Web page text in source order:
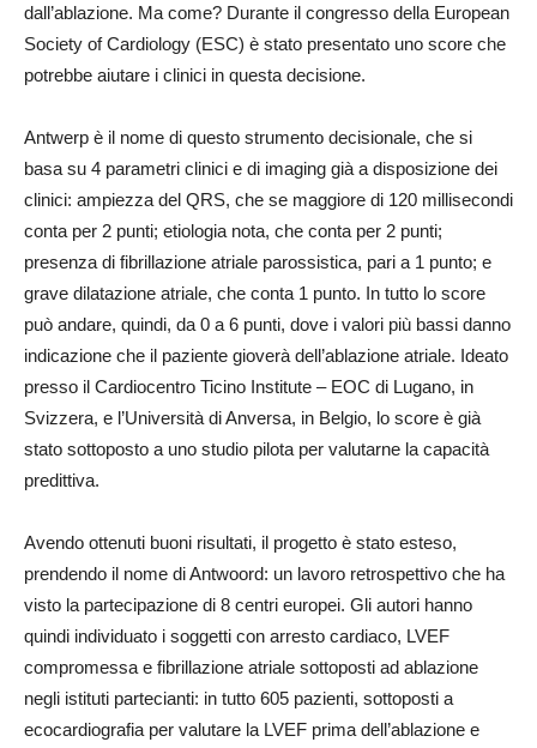
dall’ablazione. Ma come? Durante il congresso della European
Society of Cardiology (ESC) è stato presentato uno score che
potrebbe aiutare i clinici in questa decisione.
Antwerp è il nome di questo strumento decisionale, che si
basa su 4 parametri clinici e di imaging già a disposizione dei
clinici: ampiezza del QRS, che se maggiore di 120 millisecondi
conta per 2 punti; etiologia nota, che conta per 2 punti;
presenza di fibrillazione atriale parossistica, pari a 1 punto; e
grave dilatazione atriale, che conta 1 punto. In tutto lo score
può andare, quindi, da 0 a 6 punti, dove i valori più bassi danno
indicazione che il paziente gioverà dell’ablazione atriale. Ideato
presso il Cardiocentro Ticino Institute – EOC di Lugano, in
Svizzera, e l’Università di Anversa, in Belgio, lo score è già
stato sottoposto a uno studio pilota per valutarne la capacità
predittiva.
Avendo ottenuti buoni risultati, il progetto è stato esteso,
prendendo il nome di Antwoord: un lavoro retrospettivo che ha
visto la partecipazione di 8 centri europei. Gli autori hanno
quindi individuato i soggetti con arresto cardiaco, LVEF
compromessa e fibrillazione atriale sottoposti ad ablazione
negli istituti partecianti: in tutto 605 pazienti, sottoposti a
ecocardiografia per valutare la LVEF prima dell’ablazione e